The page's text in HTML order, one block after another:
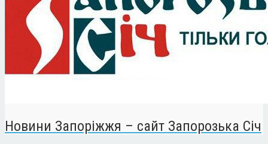
Новини Запоріжжя – сайт Запорозька Січ